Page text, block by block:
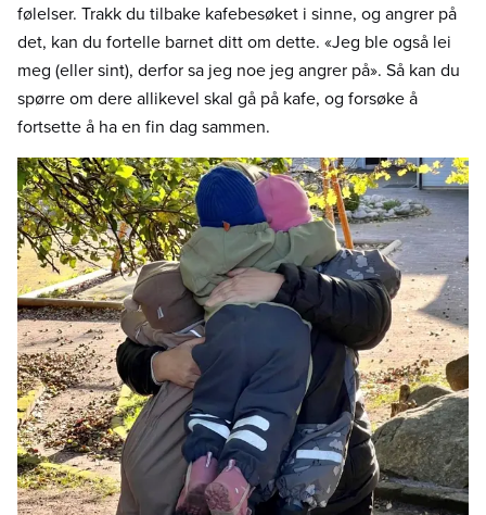
følelser. Trakk du tilbake kafebesøket i sinne, og angrer på
det, kan du fortelle barnet ditt om dette. «Jeg ble også lei
meg (eller sint), derfor sa jeg noe jeg angrer på». Så kan du
spørre om dere allikevel skal gå på kafe, og forsøke å
fortsette å ha en fin dag sammen.